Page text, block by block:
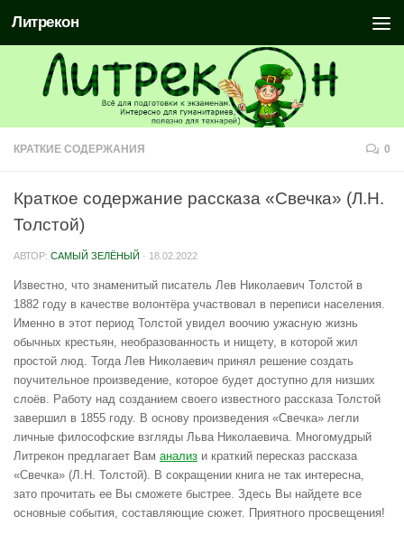
Литрекон
КРАТКИЕ СОДЕРЖАНИЯ 0
Краткое содержание рассказа «Свечка» (Л.Н.
Толстой)
АВТОР: САМЫЙ ЗЕЛЁНЫЙ · 18.02.2022
Известно, что знаменитый писатель Лев Николаевич Толстой в
1882 году в качестве волонтёра участвовал в переписи населения.
Именно в этот период Толстой увидел воочию ужасную жизнь
обычных крестьян, необразованность и нищету, в которой жил
простой люд. Тогда Лев Николаевич принял решение создать
поучительное произведение, которое будет доступно для низших
слоёв. Работу над созданием своего известного рассказа Толстой
завершил в 1855 году. В основу произведения «Свечка» легли
личные философские взгляды Льва Николаевича. Многомудрый
Литрекон предлагает Вам анализ и краткий пересказ рассказа
«Свечка» (Л.Н. Толстой). В сокращении книга не так интересна,
зато прочитать ее Вы сможете быстрее. Здесь Вы найдете все
основные события, составляющие сюжет. Приятного просвещения!